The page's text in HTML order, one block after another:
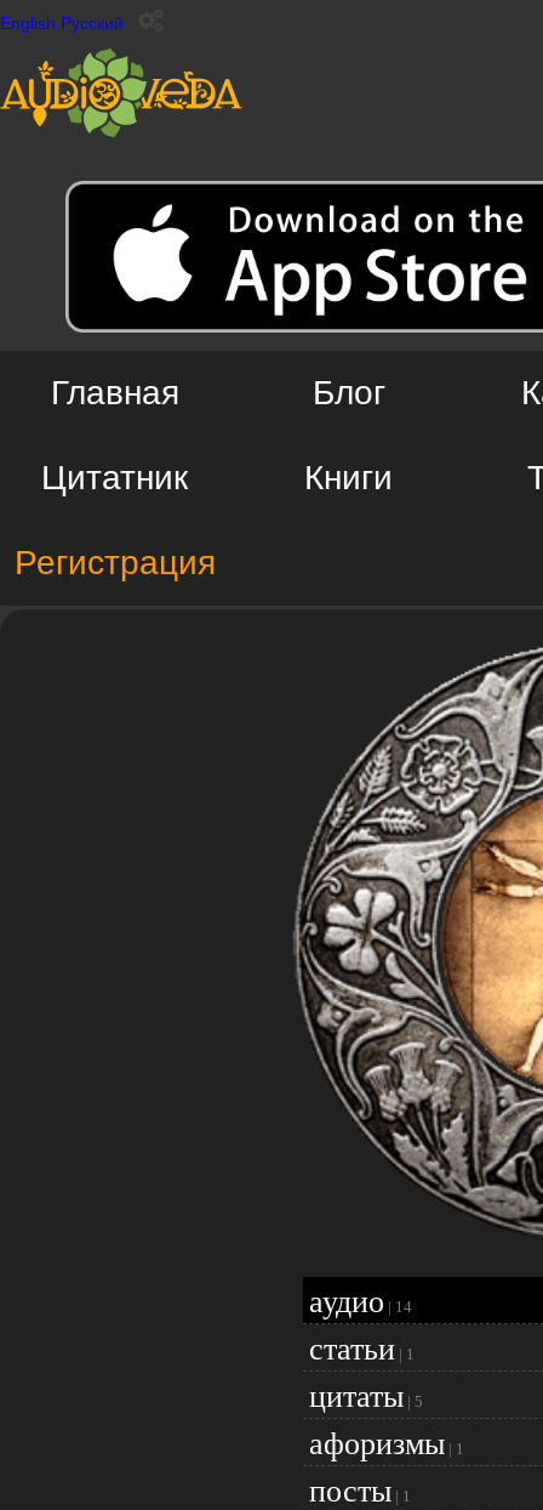
English Русский
Главная Блог
Цитатник Книги
Регистрация
аудио | 14
статьи | 1
цитаты | 5
афоризмы | 1
посты | 1